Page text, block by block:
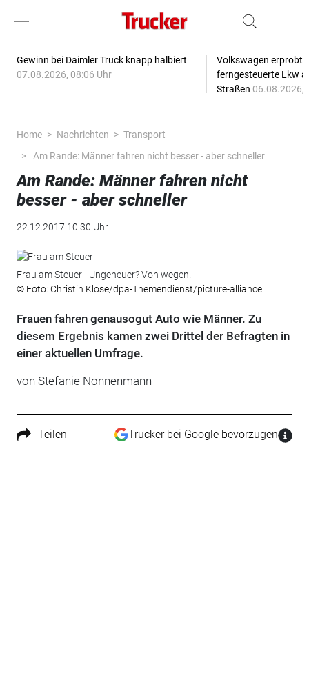
Gewinn bei Daimler Truck knapp halbiert
07.08.2026, 08:06 Uhr
Volkswagen erprobt
ferngesteuerte Lkw
Straßen 06.08.2026,
Home Nachrichten
Transport
Am Rande: Männer fahren nicht besser - aber schneller
Am Rande: Männer fahren nicht
besser - aber schneller
22.12.2017 10:30 Uhr
Frau am Steuer - Ungeheuer? Von wegen!
© Foto: Christin Klose/dpa-Themendienst/picture-alliance
Frauen fahren genausogut Auto wie Männer. Zu
diesem Ergebnis kamen zwei Drittel der Befragten in
einer aktuellen Umfrage.
von Stefanie Nonnenmann
Teilen Trucker bei Google bevorzugen